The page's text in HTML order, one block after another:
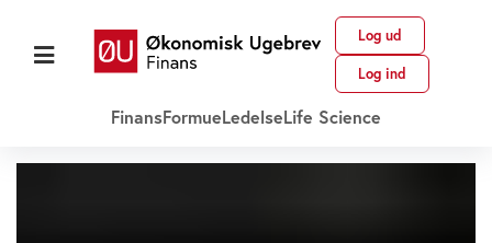
Log ud
Log ind
FinansFormueLedelseLife Science